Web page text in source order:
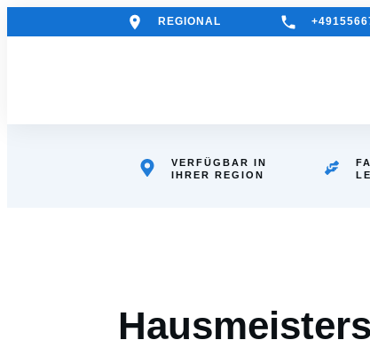
REGIONAL
VERFÜGBAR IN
IHRER REGION